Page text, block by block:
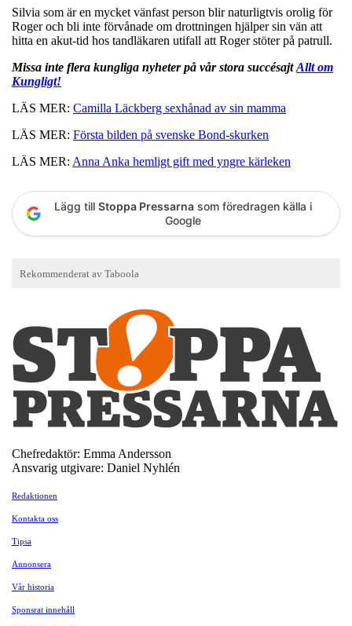
Silvia som är en mycket vänfast person blir naturligtvis orolig för
Roger och bli inte förvånade om drottningen hjälper sin vän att
hitta en akut-tid hos tandläkaren utifall att Roger stöter på patrull.
Missa inte flera kungliga nyheter på vår stora succésajtAllt om
Kungligt!
LÄS MER: Camilla Läckberg sexhånad av sin mamma
LÄS MER: Första bilden på svenske Bond-skurken
LÄS MER: Anna Anka hemligt gift med yngre kärleken
Lägg till Stoppa Pressarna som föredragen källa i
Google
Chefredaktör: Emma Andersson
Ansvarig utgivare: Daniel Nyhlén
Redaktionen
Kontakta oss
Tipsa
Annonsera
Vår historia
Sponsrat innehåll